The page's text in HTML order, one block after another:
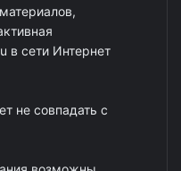
в сети Интернет
не совпадать с